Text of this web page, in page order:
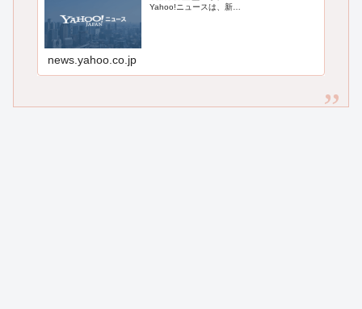
Yahoo!ニュースは、新…
news.yahoo.co.jp